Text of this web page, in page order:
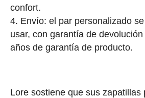
confort.
Envío: el par personalizado
usar, con garantía de
años de garantía de producto.
Lore sostiene que sus zapatillas